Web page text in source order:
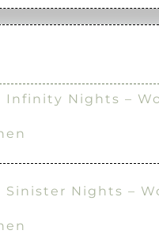
Infinity Nights –
Sinister Nights –